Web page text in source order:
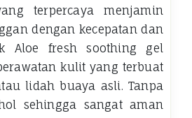
terpercaya menjamin
dengan kecepatan dan
Aloe fresh soothing gel
kulit yang terbuat
lidah buaya asli. Tanpa
sehingga sangat aman